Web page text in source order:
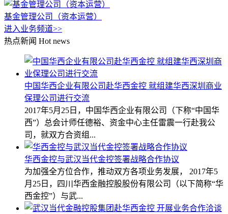
基金管理公司（资本运营）
进入业务频道>>
热点新闻 Hot news
中国华西企业有限公司赴华西金控 就组建华西深圳商业
保理公司进行交流
2017年5月25日，中国华西企业有限公司（下称“中国华
西”）总会计师任德裕、资金中心主任雷震一行赴我公
司，就双方合资组...
华西金控与武汉当代金控签署战略合作协议
为加强全方位合作，推动双方各项业务发展， 2017年5
月25日，四川华西金融控股股份有限公司（以下简称“华
西金控”）与武...